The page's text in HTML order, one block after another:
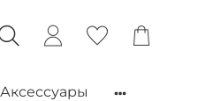
Аксессуары